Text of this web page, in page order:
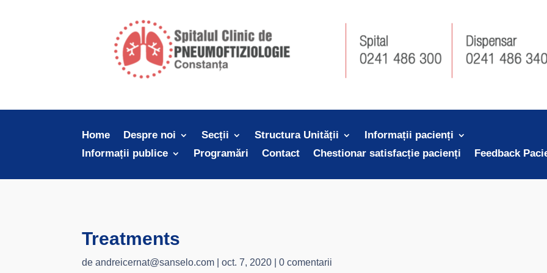
Home Despre noi Secții Structura Unității
Informații pacienți
Informații publice
Programări Contact Chestionar satisfacție pacienți Feedback
Treatments
deandreicernat@sanselo.com |oct. 7, 2020 |0 comentarii